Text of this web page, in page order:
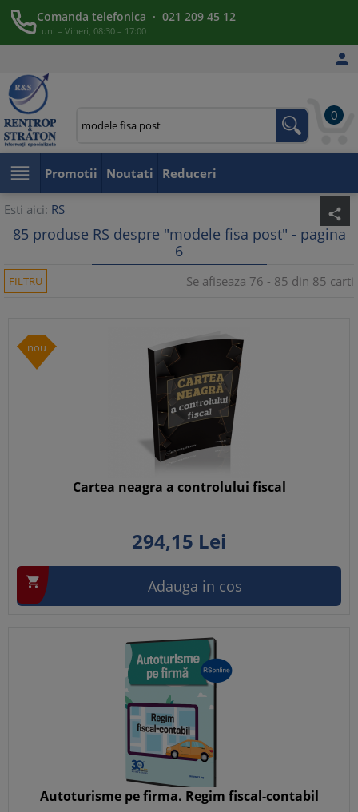
Comanda telefonica · 021 209 45 12
Luni – Vineri, 08:30 – 17:00

0
 Promotii Noutati Reduceri
Esti aici: RS share
85 produse RS despre "modele fisa post" - pagina
6
FILTRU Se afiseaza 76 - 85 din 85 carti
nou
Cartea neagra a controlului fiscal
294,15 Lei
 Adauga in cos
Autoturisme pe firma. Regim fiscal-contabil